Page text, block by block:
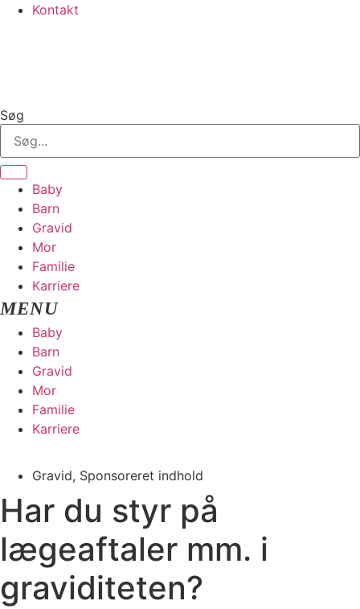
Kontakt
Søg
Baby
Barn
Gravid
Mor
Familie
Karriere
Baby
Barn
Gravid
Mor
Familie
Karriere
Gravid, Sponsoreret indhold
Har du styr på
lægeaftaler mm. i
graviditeten?